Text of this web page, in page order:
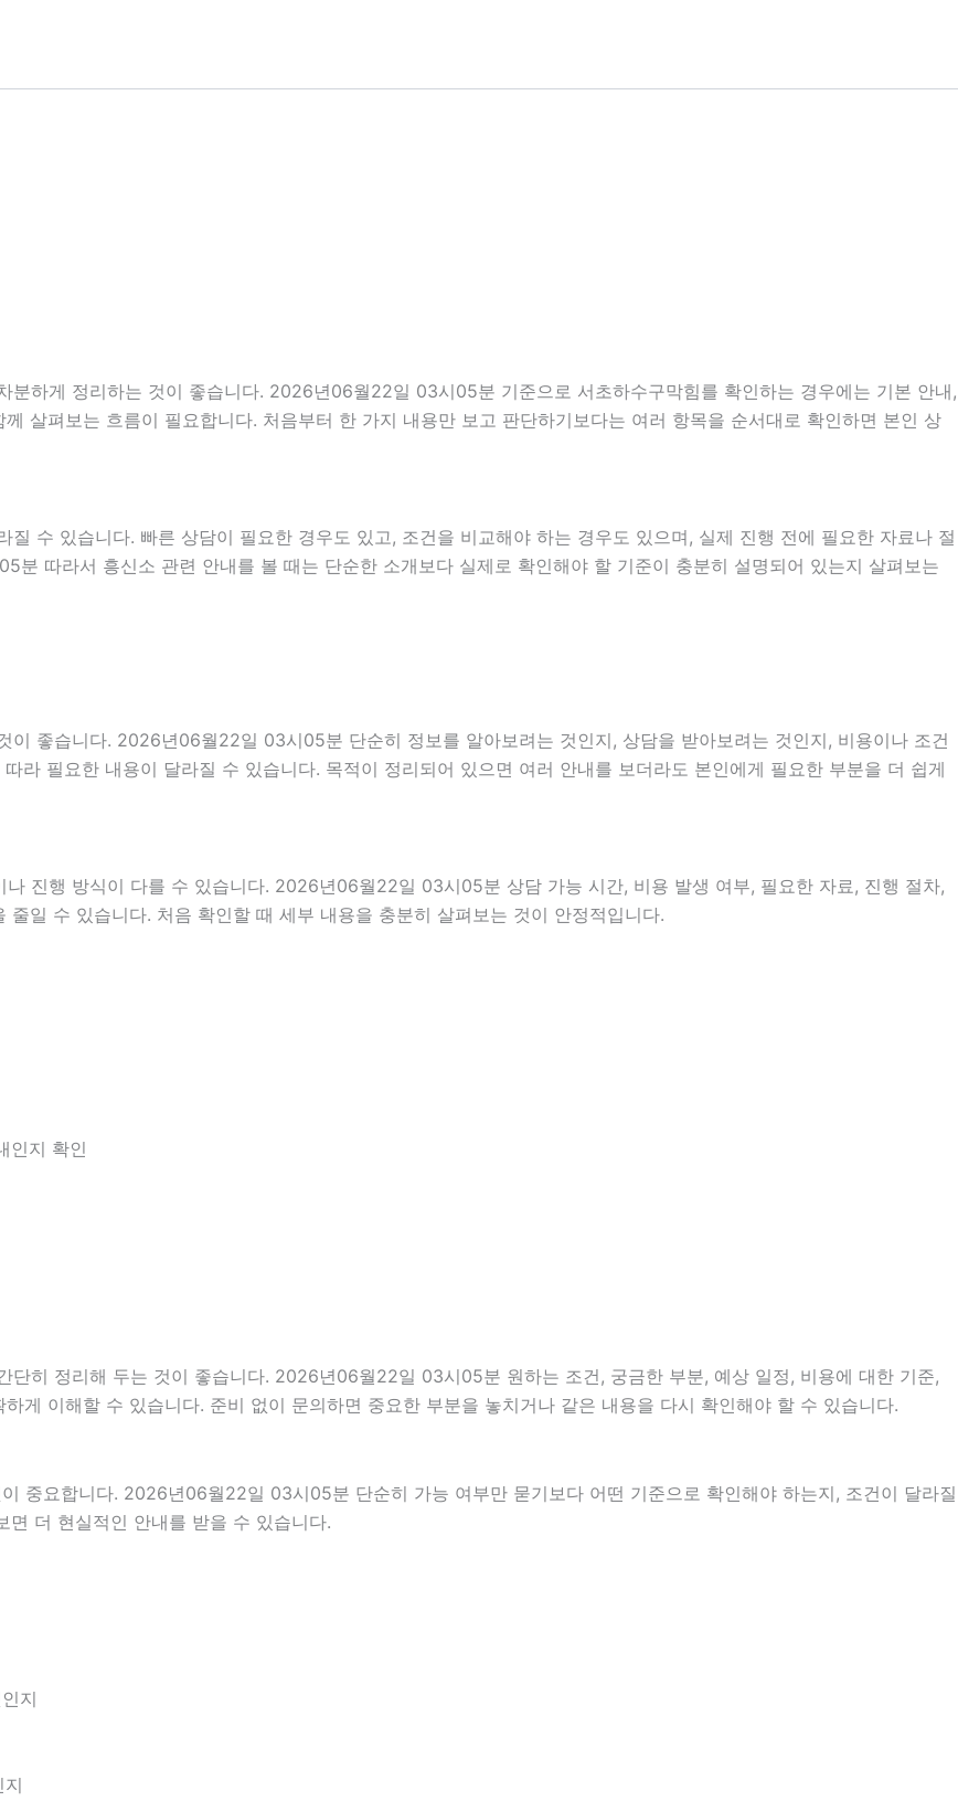
분하게 정리하는 것이 좋습니다. 2026년06월22일 03시05분 기준으로 서초하수구막힘를 확인하는 경우에는 기본 안내,
살펴보는 흐름이 필요합니다. 처음부터 한 가지 내용만 보고 판단하기보다는 여러 항목을 순서대로 확인하면 본인 상
수 있습니다. 빠른 상담이 필요한 경우도 있고, 조건을 비교해야 하는 경우도 있으며, 실제 진행 전에 필요한 자료나 절
따라서 흥신소 관련 안내를 볼 때는 단순한 소개보다 실제로 확인해야 할 기준이 충분히 설명되어 있는지 살펴보는
이 좋습니다. 2026년06월22일 03시05분 단순히 정보를 알아보려는 것인지, 상담을 받아보려는 것인지, 비용이나 조건
라 필요한 내용이 달라질 수 있습니다. 목적이 정리되어 있으면 여러 안내를 보더라도 본인에게 필요한 부분을 더 쉽게
진행 방식이 다를 수 있습니다. 2026년06월22일 03시05분 상담 가능 시간, 비용 발생 여부, 필요한 자료, 진행 절차,
일 수 있습니다. 처음 확인할 때 세부 내용을 충분히 살펴보는 것이 안정적입니다.
인지 확인
단히 정리해 두는 것이 좋습니다. 2026년06월22일 03시05분 원하는 조건, 궁금한 부분, 예상 일정, 비용에 대한 기준,
게 이해할 수 있습니다. 준비 없이 문의하면 중요한 부분을 놓치거나 같은 내용을 다시 확인해야 할 수 있습니다.
중요합니다. 2026년06월22일 03시05분 단순히 가능 여부만 묻기보다 어떤 기준으로 확인해야 하는지, 조건이 달라질
더 현실적인 안내를 받을 수 있습니다.
지